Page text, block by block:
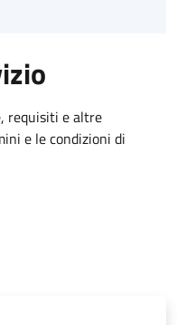
requisiti e altre
e le condizioni di